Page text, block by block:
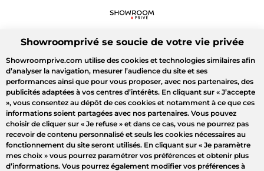
Showroomprivé se soucie de votre vie privée
Showroomprive.com utilise des cookies et technologies similaires afin
d’analyser la navigation, mesurer l’audience du site et ses
performances ainsi que pour vous proposer, avec nos partenaires, des
publicités adaptées à vos centres d’intérêts. En cliquant sur « J’accepte
», vous consentez au dépôt de ces cookies et notamment à ce que ces
informations soient partagées avec nos partenaires. Vous pouvez
choisir de cliquer sur « Je refuse » et dans ce cas, vous ne pourrez pas
recevoir de contenu personnalisé et seuls les cookies nécessaires au
fonctionnement du site seront utilisés. En cliquant sur « Je paramètre
mes choix » vous pourrez paramétrer vos préférences et obtenir plus
d’informations. Vous pourrez également modifier vos préférences à